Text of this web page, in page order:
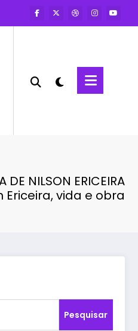
DE NILSON ERICEIRA
Ericeira, vida e obra
Pesquisar